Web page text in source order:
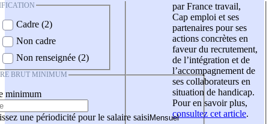
Cadre (2)
Non cadre
Non renseignée (2)
BRUT MINIMUM
minimum
une périodicité pour le salaire saisi
par France travail,
Cap emploi et ses
partenaires pour ses
actions concrètes en
faveur du recrutement,
de l’intégration et de
l’accompagnement de
ses collaborateurs en
situation de handicap.
Pour en savoir plus,
consultez cet article.